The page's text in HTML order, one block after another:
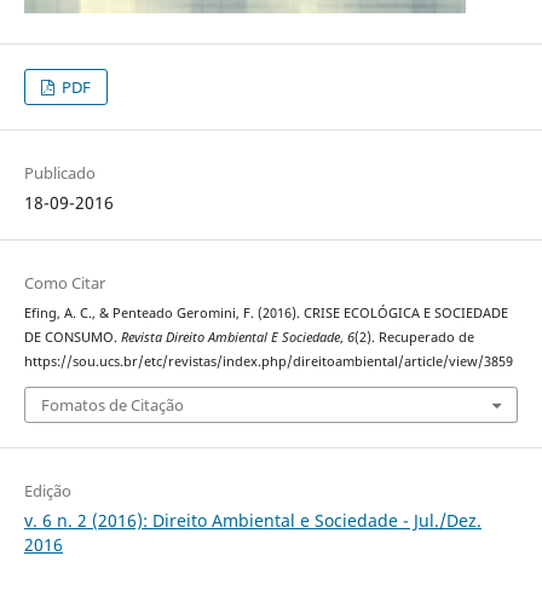
PDF
Publicado
18-09-2016
Como Citar
Efing, A. C., & Penteado Geromini, F. (2016). CRISE ECOLÓGICA E SOCIEDADE
DE CONSUMO. Revista Direito Ambiental E Sociedade, 6(2). Recuperado de
https://sou.ucs.br/etc/revistas/index.php/direitoambiental/article/view/3859
Fomatos de Citação
Edição
v. 6 n. 2 (2016): Direito Ambiental e Sociedade - Jul./Dez.
2016